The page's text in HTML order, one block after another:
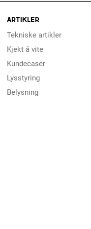
ARTIKLER
Tekniske artikler
Kjekt å vite
Kundecaser
Lysstyring
Belysning